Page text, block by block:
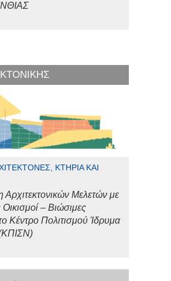
ΚΤΉΡΙΑ ΚΑΙ
Μελετών με
– Βιώσιμες
Κέντρο Πολιτισμού Ίδρυμα